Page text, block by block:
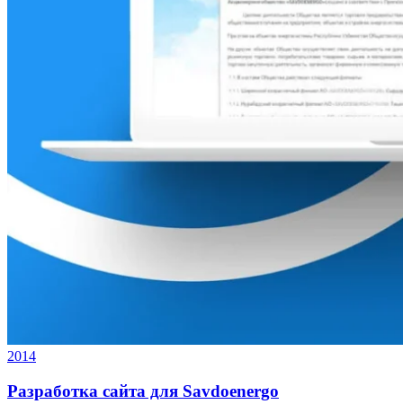
2014
Разработка сайта для Savdoenergo